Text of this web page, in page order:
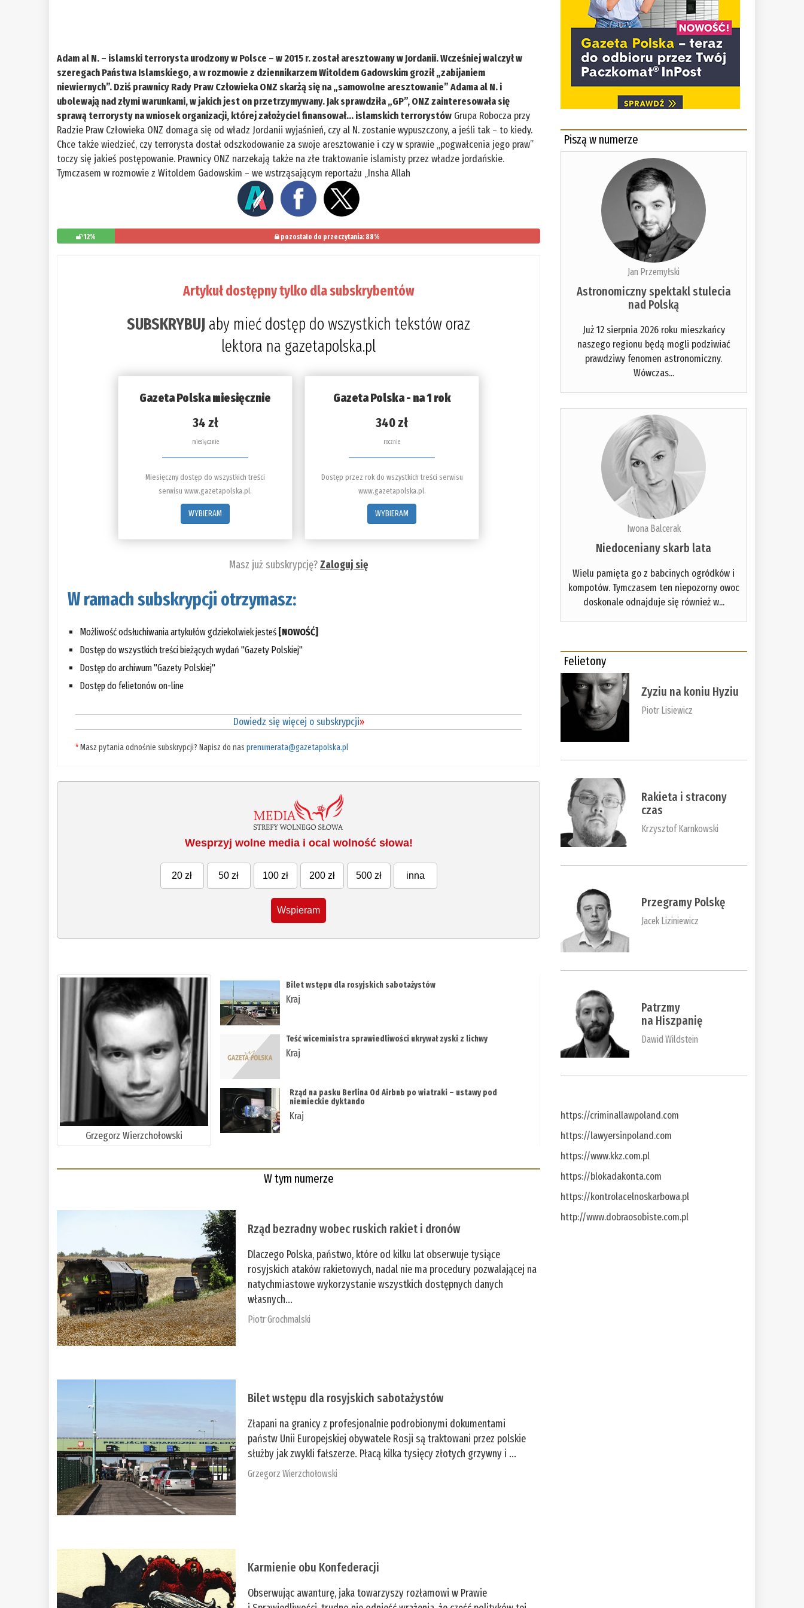
Adam al N. – islamski terrorysta urodzony w Polsce – w 2015 r. został aresztowany w Jordanii. Wcześniej walczył w
szeregach Państwa Islamskiego, a w rozmowie z dziennikarzem Witoldem Gadowskim groził „zabijaniem
niewiernych”. Dziś prawnicy Rady Praw Człowieka ONZ skarżą się na „samowolne aresztowanie” Adama al N. i
ubolewają nad złymi warunkami, w jakich jest on przetrzymywany. Jak sprawdziła „GP”, ONZ zainteresowała się
sprawą terrorysty na wniosek organizacji, której założyciel finansował... islamskich terrorystów Grupa Robocza przy
Radzie Praw Człowieka ONZ domaga się od władz Jordanii wyjaśnień, czy al N. zostanie wypuszczony, a jeśli tak – to kiedy.
Chce także wiedzieć, czy terrorysta dostał odszkodowanie za swoje aresztowanie i czy w sprawie „pogwałcenia jego praw”
toczy się jakieś postępowanie. Prawnicy ONZ narzekają także na złe traktowanie islamisty przez władze jordańskie.
Tymczasem w rozmowie z Witoldem Gadowskim – we wstrząsającym reportażu „Insha Allah
12% pozostało do przeczytania: 88%
Artykuł dostępny tylko dla subskrybentów
SUBSKRYBUJ aby mieć dostęp do wszystkich tekstów oraz
lektora na gazetapolska.pl
Gazeta Polska miesięcznie
34 zł
miesięcznie
Miesięczny dostęp do wszystkich treści
serwisu www.gazetapolska.pl.
WYBIERAM
Gazeta Polska - na 1 rok
340 zł
rocznie
Dostęp przez rok do wszystkich treści serwisu
www.gazetapolska.pl.
WYBIERAM
Masz już subskrypcję?Zaloguj się
W ramach subskrypcji otrzymasz:
Możliwość odsłuchiwania artykułów gdziekolwiek jesteś [NOWOŚĆ]
Dostęp do wszystkich treści bieżących wydań "Gazety Polskiej"
Dostęp do archiwum "Gazety Polskiej"
Dostęp do felietonów on-line
Dowiedz się więcej o subskrypcji»
*Masz pytania odnośnie subskrypcji? Napisz do nasprenumerata@gazetapolska.pl
Wesprzyj wolne media i ocal wolność słowa!
20 zł 50 zł 100 zł 200 zł 500 zł inna
Wspieram
Grzegorz Wierzchołowski
Bilet wstępu dla rosyjskich sabotażystów
Kraj
Teść wiceministra sprawiedliwości ukrywał zyski z lichwy
Kraj
Rząd na pasku Berlina Od Airbnb po wiatraki – ustawy pod
niemieckie dyktando
Kraj
W tym numerze
Rząd bezradny wobec ruskich rakiet i dronów
Dlaczego Polska, państwo, które od kilku lat obserwuje tysiące
rosyjskich ataków rakietowych, nadal nie ma procedury pozwalającej na
natychmiastowe wykorzystanie wszystkich dostępnych danych
własnych...
Piotr Grochmalski
Bilet wstępu dla rosyjskich sabotażystów
Złapani na granicy z profesjonalnie podrobionymi dokumentami
państw Unii Europejskiej obywatele Rosji są traktowani przez polskie
służby jak zwykli fałszerze. Płacą kilka tysięcy złotych grzywny i ...
Grzegorz Wierzchołowski
Karmienie obu Konfederacji
Obserwując awanturę, jaka towarzyszy rozłamowi w Prawie
Piszą w numerze
Jan Przemyłski
Astronomiczny spektakl stulecia
nad Polską
Już 12 sierpnia 2026 roku mieszkańcy
naszego regionu będą mogli podziwiać
prawdziwy fenomen astronomiczny.
Wówczas...
Iwona Balcerak
Niedoceniany skarb lata
Wielu pamięta go z babcinych ogródków i
kompotów. Tymczasem ten niepozorny owoc
doskonale odnajduje się również w...
Felietony
Zyziu na koniu Hyziu
Piotr Lisiewicz
Rakieta i stracony
czas
Krzysztof Karnkowski
Przegramy Polskę
Jacek Liziniewicz
Patrzmy
na Hiszpanię
Dawid Wildstein
https://criminallawpoland.com
https://lawyersinpoland.com
https://www.kkz.com.pl
https://blokadakonta.com
https://kontrolacelnoskarbowa.pl
http://www.dobraosobiste.com.pl